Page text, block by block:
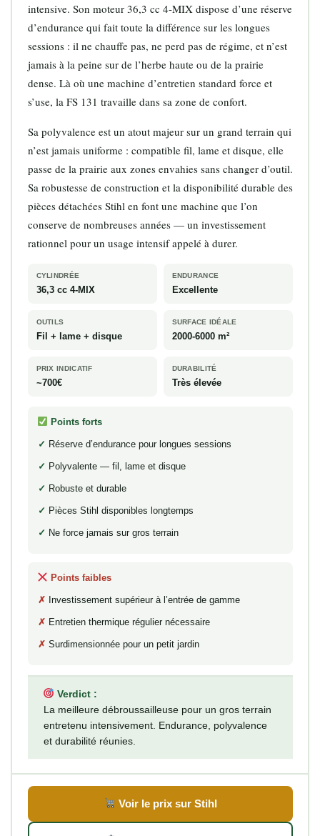
intensive. Son moteur 36,3 cc 4-MIX dispose d’une réserve
d’endurance qui fait toute la différence sur les longues
sessions : il ne chauffe pas, ne perd pas de régime, et n’est
jamais à la peine sur de l’herbe haute ou de la prairie
dense. Là où une machine d’entretien standard force et
s’use, la FS 131 travaille dans sa zone de confort.
Sa polyvalence est un atout majeur sur un grand terrain qui
n’est jamais uniforme : compatible fil, lame et disque, elle
passe de la prairie aux zones envahies sans changer d’outil.
Sa robustesse de construction et la disponibilité durable des
pièces détachées Stihl en font une machine que l’on
conserve de nombreuses années — un investissement
rationnel pour un usage intensif appelé à durer.
CYLINDRÉE
36,3 cc 4-MIX
ENDURANCE
Excellente
OUTILS
Fil + lame + disque
SURFACE IDÉALE
2000-6000 m²
PRIX INDICATIF
~700€
DURABILITÉ
Très élevée
Points forts
Réserve d’endurance pour longues sessions
Polyvalente — fil, lame et disque
Robuste et durable
Pièces Stihl disponibles longtemps
Ne force jamais sur gros terrain
Points faibles
Investissement supérieur à l’entrée de gamme
Entretien thermique régulier nécessaire
Surdimensionnée pour un petit jardin
Verdict :
La meilleure débroussailleuse pour un gros terrain
entretenu intensivement. Endurance, polyvalence
et durabilité réunies.
Voir le prix sur Stihl